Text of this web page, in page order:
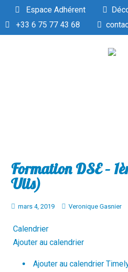
Espace Adhérent
+33 6 75 77 43 68
Formation DSE –
Ulis)
mars 4, 2019 Veronique Gasnier
Calendrier
Ajouter au calendrier
Ajouter au calendrier